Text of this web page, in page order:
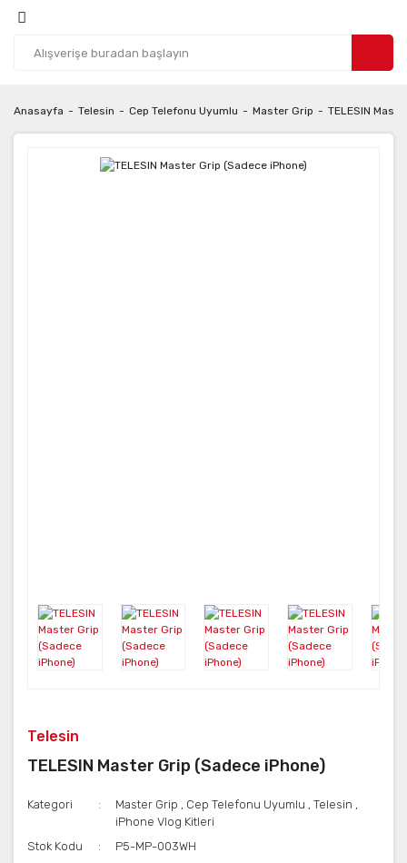
Anasayfa Telesin Cep Telefonu Uyumlu Master Grip TELESIN
Telesin
TELESIN Master Grip (Sadece iPhone)
Kategori Master Grip , Cep Telefonu Uyumlu , Telesin ,
iPhone Vlog Kitleri
Stok Kodu
P5-MP-003WH